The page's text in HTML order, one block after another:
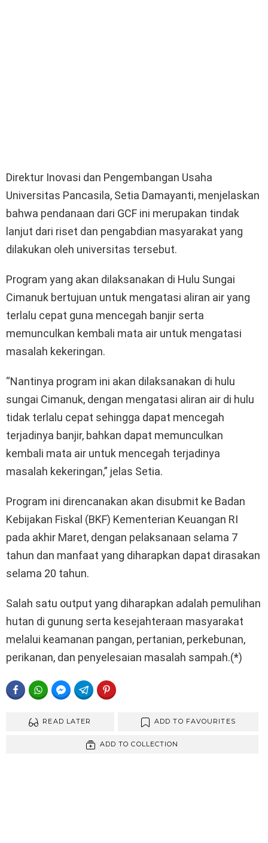
Direktur Inovasi dan Pengembangan Usaha
Universitas Pancasila, Setia Damayanti, menjelaskan
bahwa pendanaan dari GCF ini merupakan tindak
lanjut dari riset dan pengabdian masyarakat yang
dilakukan oleh universitas tersebut.
Program yang akan dilaksanakan di Hulu Sungai
Cimanuk bertujuan untuk mengatasi aliran air yang
terlalu cepat guna mencegah banjir serta
memunculkan kembali mata air untuk mengatasi
masalah kekeringan.
“Nantinya program ini akan dilaksanakan di hulu
sungai Cimanuk, dengan mengatasi aliran air di hulu
tidak terlalu cepat sehingga dapat mencegah
terjadinya banjir, bahkan dapat memunculkan
kembali mata air untuk mencegah terjadinya
masalah kekeringan,” jelas Setia.
Program ini direncanakan akan disubmit ke Badan
Kebijakan Fiskal (BKF) Kementerian Keuangan RI
pada akhir Maret, dengan pelaksanaan selama 7
tahun dan manfaat yang diharapkan dapat dirasakan
selama 20 tahun.
Salah satu output yang diharapkan adalah pemulihan
hutan di gunung serta kesejahteraan masyarakat
melalui keamanan pangan, pertanian, perkebunan,
perikanan, dan penyelesaian masalah sampah.(*)
FACEBOOKWHATSAPPFACEBOOK MESSENGER
TELEGRAM
READ LATER ADD TO FAVOURITES
ADD TO COLLECTION